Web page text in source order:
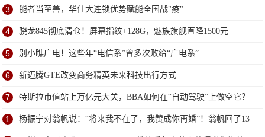
3 能者当至善，华住大连锁优势赋能全国战"疫"
4 骁龙845彻底清仓！屏幕指纹+128G，魅族旗舰直降1500元
5 别小瞧广电！这些年“电信系”曾多次败给“广电系”
6 新迈腾GTE改变商务精英未来科技出行方式
7 特斯拉市值站上万亿元大关，BBA如何在“自动驾驶”上做空它？
1 杨振宁对翁帆说：“将来我不在了，我赞成你再婚”！翁帆回了13